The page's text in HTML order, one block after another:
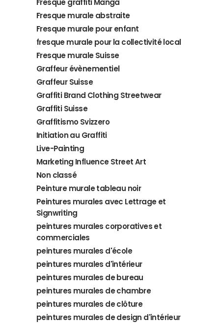
Fresque murale abstraite
Fresque murale pour enfant
fresque murale pour la collectivité local
Fresque murale Suisse
Graffeur évènementiel
Graffeur Suisse
Graffiti Brand Clothing Streetwear
Graffiti Suisse
Graffitismo Svizzero
Initiation au Graffiti
Live-Painting
Marketing Influence Street Art
Non classé
Peinture murale tableau noir
Peintures murales avec Lettrage et
Signwriting
peintures murales corporatives et
commerciales
peintures murales d'école
peintures murales d'intérieur
peintures murales de bureau
peintures murales de chambre
peintures murales de clôture
peintures murales de design d'intérieur